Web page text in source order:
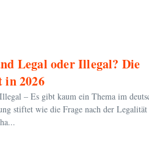
Legal oder Illegal? Die
in 2026
– Es gibt kaum ein Thema im
stiftet wie die Frage nach der